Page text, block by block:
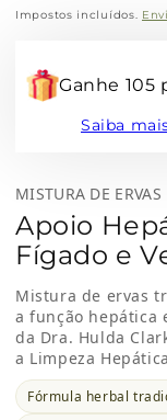
Impostos incluídos.
Ganhe 105
Saiba
MISTURA DE ERVAS
Apoio
Fígado e
Mistura de ervas
a função hepática
da Dra. Hulda
a Limpeza
Fórmula herbal